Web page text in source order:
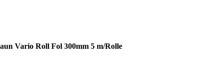
Vario Roll Fol 300mm 5 m/Rolle